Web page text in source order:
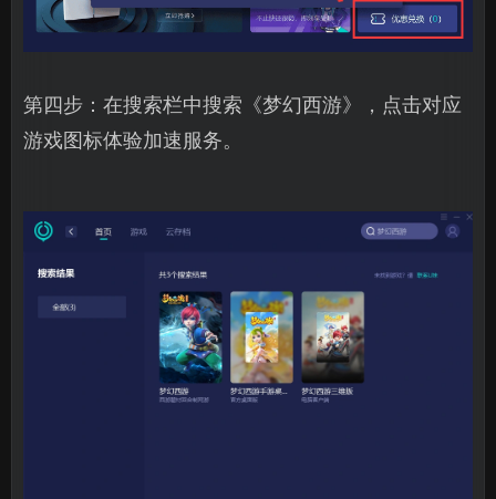
第四步：在搜索栏中搜索《梦幻西游》，点击对应
游戏图标体验加速服务。